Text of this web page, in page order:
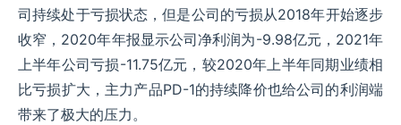
司持续处于亏损状态，但是公司的亏损从2018年开始逐步
收窄，2020年年报显示公司净利润为-9.98亿元，2021年
上半年公司亏损-11.75亿元，较2020年上半年同期业绩相
比亏损扩大，主力产品PD-1的持续降价也给公司的利润端
带来了极大的压力。